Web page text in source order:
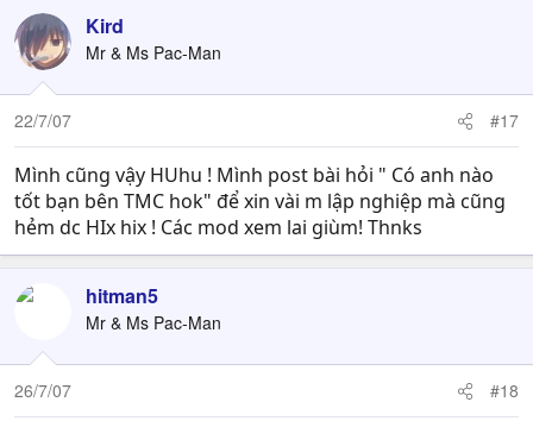
Kird
Mr & Ms Pac-Man
22/7/07 #17
Mình cũng vậy HUhu ! Mình post bài hỏi " Có anh nào
tốt bạn bên TMC hok" để xin vài m lập nghiệp mà cũng
hẻm dc HIx hix ! Các mod xem lai giùm! Thnks
hitman5
Mr & Ms Pac-Man
26/7/07 #18